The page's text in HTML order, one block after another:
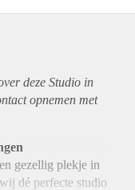
deze Studio in
opnemen met
gezellig plekje in
dé perfecte studio